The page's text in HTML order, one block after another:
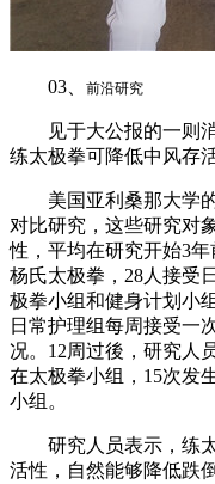
03、 前沿研究
见于大公报的一则消
练太极拳可降低中风存
美国亚利桑那大学的
对比研究，这些研究对
性，平均在研究开始3
杨氏太极拳，28人接受
极拳小组和健身计划小
日常护理组每周接受一
况。12周过後，研究人
在太极拳小组，15次发
小组。
研究人员表示，练太
活性，自然能够降低跌